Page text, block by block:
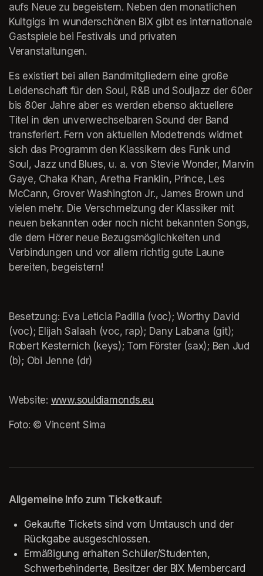
aufs Neue zu begeistern. Neben den monatlichen
Kultgigs im wunderschönen BIX gibt es internationale
Gastspiele bei Festivals und privaten
Veranstaltungen.
Es existiert bei allen Bandmitgliedern eine große
Leidenschaft für den Soul, R&B und Souljazz der 60er
bis 80er Jahre aber es werden ebenso aktuellere
Titel in den unverwechselbaren Sound der Band
transferiert. Fern von aktuellen Modetrends widmet
sich das Programm den Klassikern des Funk und
Soul, Jazz und Blues, u. a. von Stevie Wonder, Marvin
Gaye, Chaka Khan, Aretha Franklin, Prince, Les
McCann, Grover Washington Jr., James Brown und
vielen mehr. Die Verschmelzung der Klassiker mit
neuen bekannten oder noch nicht bekannten Songs,
die dem Hörer neue Bezugsmöglichkeiten und
Verbindungen und vor allem richtig gute Laune
bereiten, begeistern!
Besetzung: Eva Leticia Padilla (voc); Worthy David
(voc); Elijah Salaah (voc, rap); Dany Labana (git);
Robert Kesternich (keys); Tom Förster (sax); Ben Jud
Website: www.souldiamonds.eu
Foto: © Vincent Sima
Allgemeine Info zum Ticketkauf:
Gekaufte Tickets sind vom Umtausch und der
Rückgabe ausgeschlossen.
Ermäßigung erhalten Schüler/Studenten,
Schwerbehinderte, Besitzer der BIX Membercard